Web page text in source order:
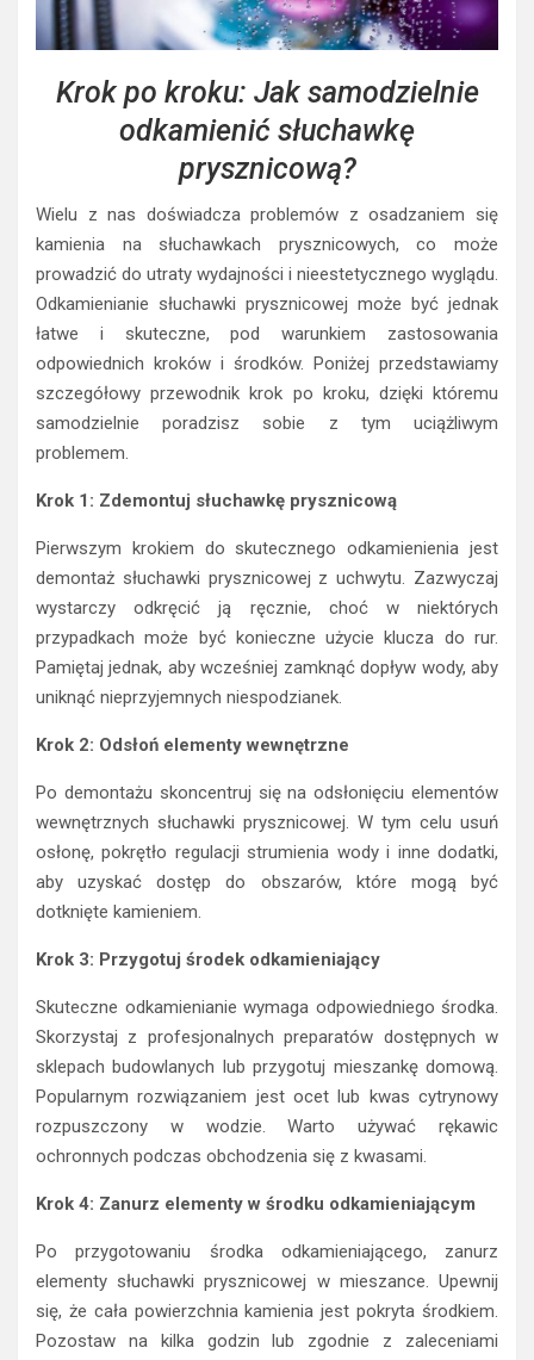
Krok po kroku: Jak samodzielnie
odkamienić słuchawkę
prysznicową?
Wielu z nas doświadcza problemów z osadzaniem się
kamienia na słuchawkach prysznicowych, co może
prowadzić do utraty wydajności i nieestetycznego wyglądu.
Odkamienianie słuchawki prysznicowej może być jednak
łatwe i skuteczne, pod warunkiem zastosowania
odpowiednich kroków i środków. Poniżej przedstawiamy
szczegółowy przewodnik krok po kroku, dzięki któremu
samodzielnie poradzisz sobie z tym uciążliwym
problemem.
Krok 1: Zdemontuj słuchawkę prysznicową
Pierwszym krokiem do skutecznego odkamienienia jest
demontaż słuchawki prysznicowej z uchwytu. Zazwyczaj
wystarczy odkręcić ją ręcznie, choć w niektórych
przypadkach może być konieczne użycie klucza do rur.
Pamiętaj jednak, aby wcześniej zamknąć dopływ wody, aby
uniknąć nieprzyjemnych niespodzianek.
Krok 2: Odsłoń elementy wewnętrzne
Po demontażu skoncentruj się na odsłonięciu elementów
wewnętrznych słuchawki prysznicowej. W tym celu usuń
osłonę, pokrętło regulacji strumienia wody i inne dodatki,
aby uzyskać dostęp do obszarów, które mogą być
dotknięte kamieniem.
Krok 3: Przygotuj środek odkamieniający
Skuteczne odkamienianie wymaga odpowiedniego środka.
Skorzystaj z profesjonalnych preparatów dostępnych w
sklepach budowlanych lub przygotuj mieszankę domową.
Popularnym rozwiązaniem jest ocet lub kwas cytrynowy
rozpuszczony w wodzie. Warto używać rękawic
ochronnych podczas obchodzenia się z kwasami.
Krok 4: Zanurz elementy w środku odkamieniającym
Po przygotowaniu środka odkamieniającego, zanurz
elementy słuchawki prysznicowej w mieszance. Upewnij
się, że cała powierzchnia kamienia jest pokryta środkiem.
Pozostaw na kilka godzin lub zgodnie z zaleceniami